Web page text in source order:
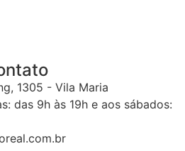
1305 - Vila Maria
das 9h às 19h e aos sábados: